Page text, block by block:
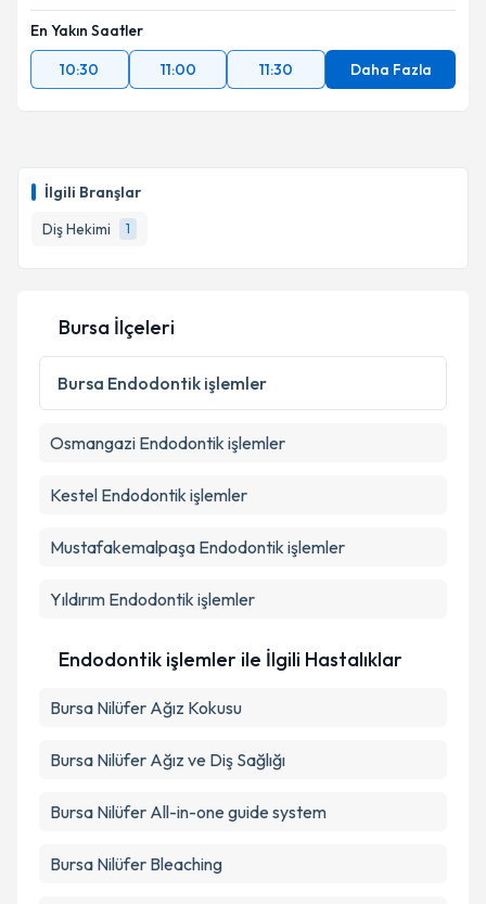
İlgili Branşlar
Diş Hekimi
1
En Yakın Saatler
10:30
11:00 11:30 Daha Fazla
Bursa İlçeleri
Bursa Endodontik işlemler
Osmangazi Endodontik işlemler
Kestel Endodontik işlemler
Mustafakemalpaşa Endodontik işlemler
Yıldırım Endodontik işlemler
Endodontik işlemler ile İlgili Hastalıklar
Bursa Nilüfer Ağız Kokusu
Bursa Nilüfer Ağız ve Diş Sağlığı
Bursa Nilüfer All-in-one guide system
Bursa Nilüfer Bleaching